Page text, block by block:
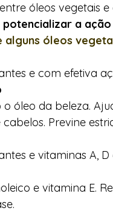
óleos vegetais e
a
óleos
e com efetiva
óleo da beleza.
Previne
e vitaminas A, D
e vitamina E.